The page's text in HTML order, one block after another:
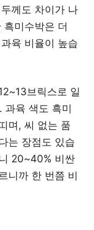
께도 차이가 나
미수박은 더
육 비율이 높습
브릭스로 일
과육 색도 흑미
며, 씨 없는 품
는 장점도 있습
20~40% 비싼
니까 한 번쯤 비